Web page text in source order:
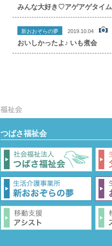
みんな大好き♡アゲアゲタイム
新おおぞらの夢 2019.10.04
おいしかったよ♪ いも煮会
つばさ福祉会